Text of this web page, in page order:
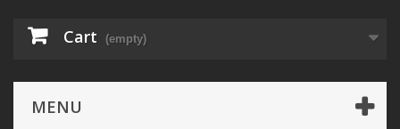
Cart (empty)
MENU